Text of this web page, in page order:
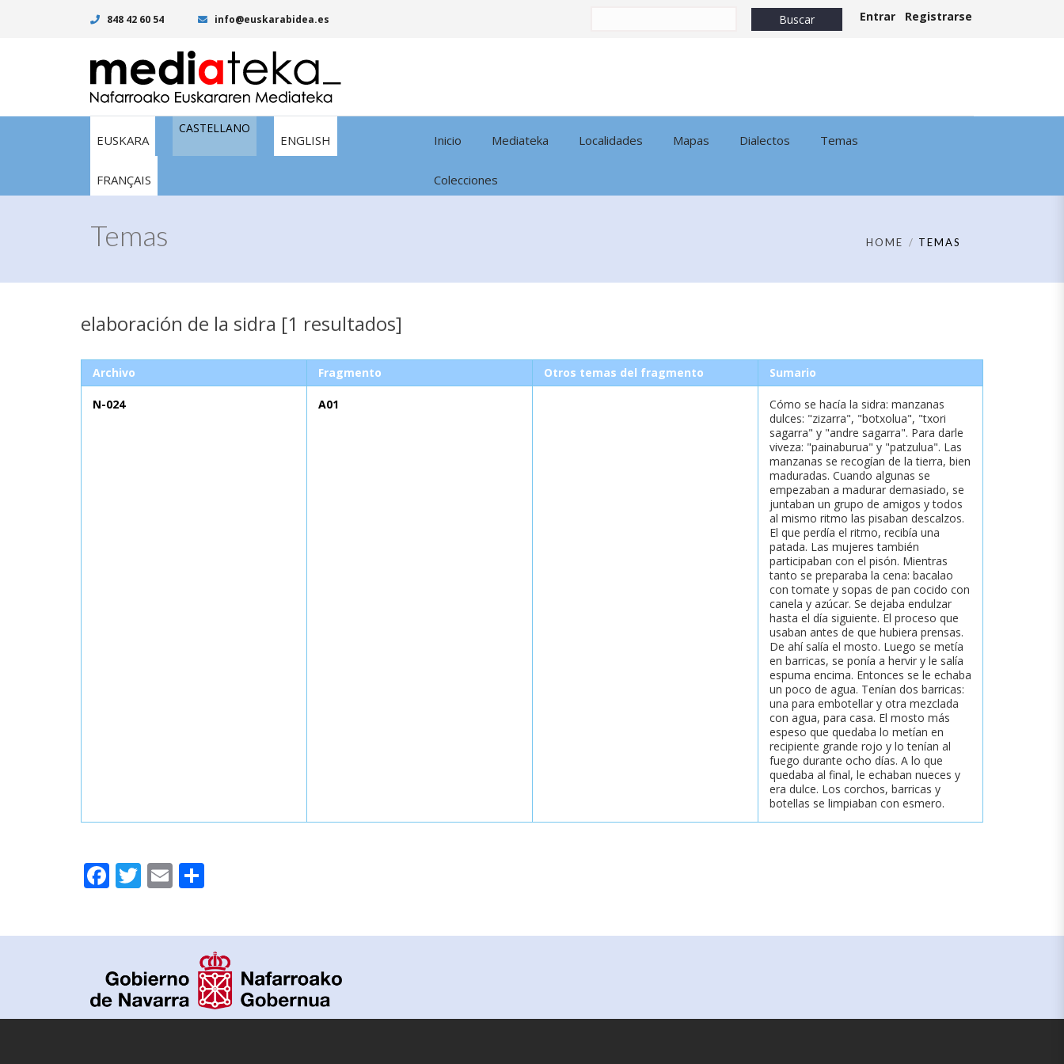
848 42 60 54 info@euskarabidea.es Entrar Registrarse
EUSKARA
CASTELLANO
ENGLISH
FRANÇAIS
Inicio Mediateka Localidades Mapas Dialectos Temas
Colecciones
Temas HOME TEMAS
elaboración de la sidra [1 resultados]
Archivo Fragmento Otros temas del fragmento Sumario
N-024 A01
Cómo se hacía la sidra: manzanas
dulces: "zizarra", "botxolua", "txori
sagarra" y "andre sagarra". Para darle
viveza: "painaburua" y "patzulua". Las
manzanas se recogían de la tierra, bien
maduradas. Cuando algunas se
empezaban a madurar demasiado, se
juntaban un grupo de amigos y todos
al mismo ritmo las pisaban descalzos.
El que perdía el ritmo, recibía una
patada. Las mujeres también
participaban con el pisón. Mientras
tanto se preparaba la cena: bacalao
con tomate y sopas de pan cocido con
canela y azúcar. Se dejaba endulzar
hasta el día siguiente. El proceso que
usaban antes de que hubiera prensas.
De ahí salía el mosto. Luego se metía
en barricas, se ponía a hervir y le salía
espuma encima. Entonces se le echaba
un poco de agua. Tenían dos barricas:
una para embotellar y otra mezclada
con agua, para casa. El mosto más
espeso que quedaba lo metían en
recipiente grande rojo y lo tenían al
fuego durante ocho días. A lo que
quedaba al final, le echaban nueces y
era dulce. Los corchos, barricas y
botellas se limpiaban con esmero.
Facebook
Twitter
Email